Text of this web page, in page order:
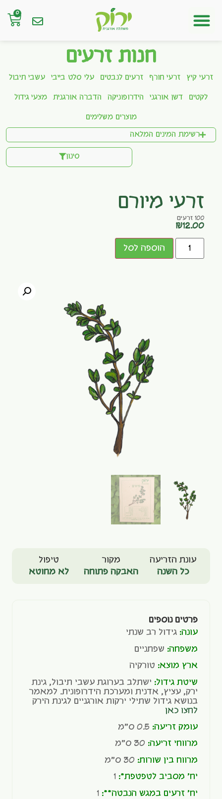
0
חנות זרעים
זרעי קיץ זרעי חורף זרעים לנבטים עלי סלט בייבי עשבי תיבול
לקטים דשן אורגני הידרופוניקה הדברה אורגנית מצעי גידול
מוצרים משלימים
רשימת המינים המלאה
סינון
זרעי מיורם
100 זרעים
₪12.00
הוספה לסל
עונת הזריעה
כל השנה
מקור
האבקה פתוחה
טיפול
לא מחוטא
פרטים נוספים
עונה: גידול רב שנתי
משפחה: שפתניים
ארץ מוצא: טורקיה
שיטת גידול: ישתלב בערוגת עשבי תיבול, גינת
ירק, עציץ, אדנית ומערכת הידרופונית. למאמר
בנושא גידול שתילי ירקות אורגניים לגינת הירק
לחצו כאן
עומק זריעה:
מרווחי זריעה:
מרווח בין שורות:
יח' מסביב לטפטפת*: 1
יח' זרעים במגש הנבטה**: